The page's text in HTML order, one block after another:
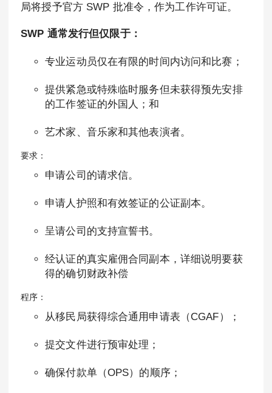
局将授予官方 SWP 批准令，作为工作许可证。
SWP 通常发行但仅限于：
专业运动员仅在有限的时间内访问和比赛；
提供紧急或特殊临时服务但未获得预先安排
的工作签证的外国人；和
艺术家、音乐家和其他表演者。
要求：
申请公司的请求信。
申请人护照和有效签证的公证副本。
呈请公司的支持宣誓书。
经认证的真实雇佣合同副本，详细说明要获
得的确切财政补偿
程序：
从移民局获得综合通用申请表（CGAF）；
提交文件进行预审处理；
确保付款单（OPS）的顺序；